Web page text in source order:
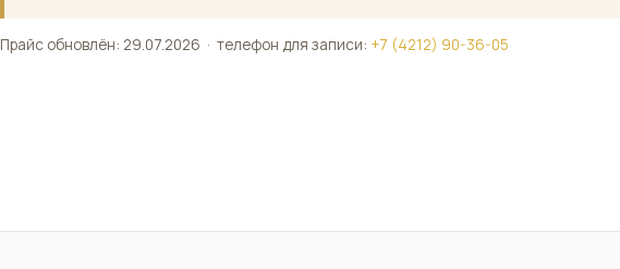
Прайс обновлён: 29.07.2026 · телефон для записи: +7 (4212) 90-36-05